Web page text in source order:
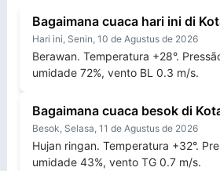
Bagaimana cuaca hari ini di
Hari ini, Senin, 10 de Agustus de 2026
Berawan. Temperatura +28°.
umidade 72%, vento BL 0.3 m/s.
Bagaimana cuaca besok di
Besok, Selasa, 11 de Agustus de 2026
Hujan ringan. Temperatura +32°.
umidade 43%, vento TG 0.7 m/s.